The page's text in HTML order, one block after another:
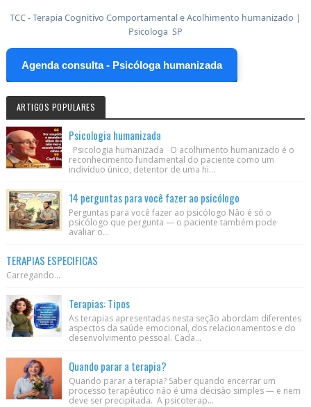
TCC - Terapia Cognitivo Comportamental e Acolhimento humanizado |
Psicologa SP
Agenda consulta - Psicóloga humanizada
ARTIGOS POPULARES
Psicologia humanizada
Psicologia humanizada O acolhimento humanizado é o
reconhecimento fundamental do paciente como um
indivíduo único, detentor de uma hi...
14 perguntas para você fazer ao psicólogo
Perguntas para você fazer ao psicólogo Não é só o
psicólogo que pergunta — o paciente também pode
avaliar o...
TERAPIAS ESPECIFICAS
Carregando...
Terapias: Tipos
As terapias apresentadas nesta seção abordam diferentes
aspectos da saúde emocional, dos relacionamentos e do
desenvolvimento pessoal. Cada...
Quando parar a terapia?
Quando parar a terapia? Saber quando encerrar um
processo terapêutico não é uma decisão simples — e nem
deve ser precipitada. A psicoterap...